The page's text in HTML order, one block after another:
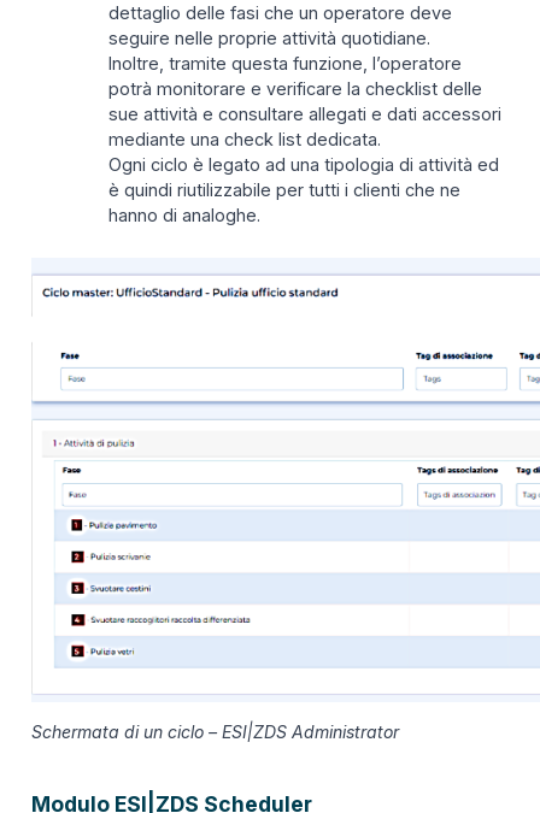
dettaglio delle fasi che un operatore deve
seguire nelle proprie attività quotidiane.
Inoltre, tramite questa funzione, l’operatore
potrà monitorare e verificare la checklist delle
sue attività e consultare allegati e dati accessori
mediante una check list dedicata.
Ogni ciclo è legato ad una tipologia di attività ed
è quindi riutilizzabile per tutti i clienti che ne
hanno di analoghe.
Schermata di un ciclo – ESI|ZDS Administrator
Modulo ESI|ZDS Scheduler